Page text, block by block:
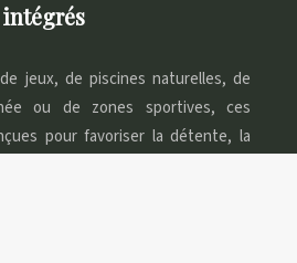
de jeux, de piscines naturelles, de
ou de zones sportives, ces
pour favoriser la détente, la